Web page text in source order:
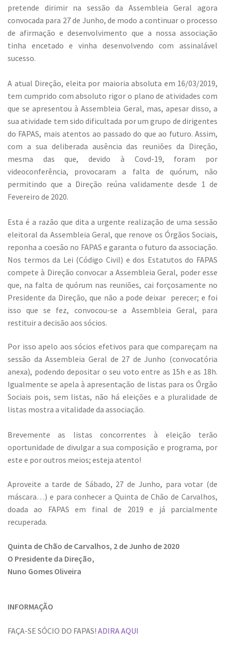
pretende dirimir na sessão da Assembleia Geral agora
convocada para 27 de Junho, de modo a continuar o processo
de afirmação e desenvolvimento que a nossa associação
tinha encetado e vinha desenvolvendo com assinalável
sucesso.
A atual Direção, eleita por maioria absoluta em 16/03/2019,
tem cumprido com absoluto rigor o plano de atividades com
que se apresentou à Assembleia Geral, mas, apesar disso, a
sua atividade tem sido dificultada por um grupo de dirigentes
do FAPAS, mais atentos ao passado do que ao futuro. Assim,
com a sua deliberada ausência das reuniões da Direção,
mesma das que, devido à Covd-19, foram por
videoconferência, provocaram a falta de quórum, não
permitindo que a Direção reúna validamente desde 1 de
Fevereiro de 2020.
Esta é a razão que dita a urgente realização de uma sessão
eleitoral da Assembleia Geral, que renove os Órgãos Sociais,
reponha a coesão no FAPAS e garanta o futuro da associação.
Nos termos da Lei (Código Civil) e dos Estatutos do FAPAS
compete à Direção convocar a Assembleia Geral, poder esse
que, na falta de quórum nas reuniões, cai forçosamente no
Presidente da Direção, que não a pode deixar perecer; e foi
isso que se fez, convocou-se a Assembleia Geral, para
restituir a decisão aos sócios.
Por isso apelo aos sócios efetivos para que compareçam na
sessão da Assembleia Geral de 27 de Junho (convocatória
anexa), podendo depositar o seu voto entre as 15h e as 18h.
Igualmente se apela à apresentação de listas para os Órgão
Sociais pois, sem listas, não há eleições e a pluralidade de
listas mostra a vitalidade da associação.
Brevemente as listas concorrentes à eleição terão
oportunidade de divulgar a sua composição e programa, por
este e por outros meios; esteja atento!
Aproveite a tarde de Sábado, 27 de Junho, para votar (de
máscara…) e para conhecer a Quinta de Chão de Carvalhos,
doada ao FAPAS em final de 2019 e já parcialmente
recuperada.
Quinta de Chão de Carvalhos, 2 de Junho de 2020
O Presidente da Direção,
Nuno Gomes Oliveira
INFORMAÇÃO
FAÇA-SE SÓCIO DO FAPAS! ADIRA AQUI